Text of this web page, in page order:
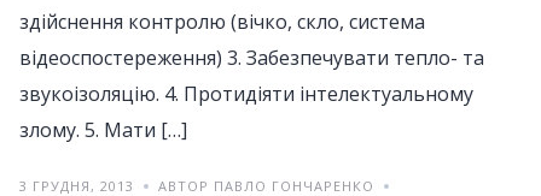
здійснення контролю (вічко, скло, система
відеоспостереження) 3. Забезпечувати тепло- та
звукоізоляцію. 4. Протидіяти інтелектуальному
злому. 5. Мати […]
3 ГРУДНЯ, 2013
АВТОР ПАВЛО ГОНЧАРЕНКО